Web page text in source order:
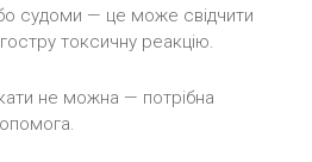
судоми — це може свідчити
токсичну реакцію.
не можна — потрібна